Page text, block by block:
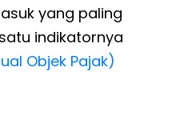
yang paling
indikatornya
Objek Pajak)